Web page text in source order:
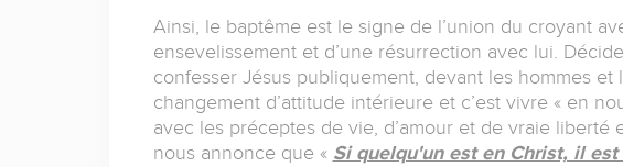
Ainsi, le baptême est le signe de l’union du croyant
ensevelissement et d’une résurrection avec lui.
confesser Jésus publiquement, devant les hommes et
changement d’attitude intérieure et c’est vivre « en
avec les préceptes de vie, d’amour et de vraie liberté
nous annonce que « Si quelqu'un est en Christ, il